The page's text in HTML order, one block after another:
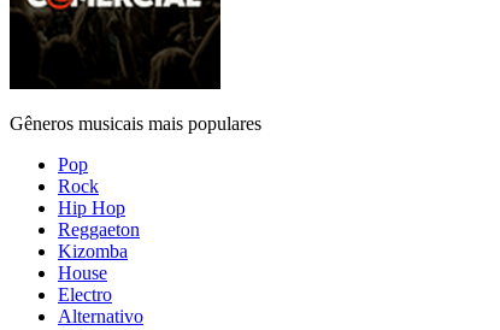
Gêneros musicais mais populares
Pop
Rock
Hip Hop
Reggaeton
Kizomba
House
Electro
Alternativo